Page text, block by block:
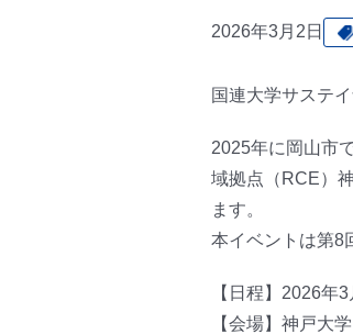
2026年3月2日
国連大学サステ
2025年に岡山市
域拠点（RCE）
ます。
本イベントは第8
【日程】2026
【会場】神戸大